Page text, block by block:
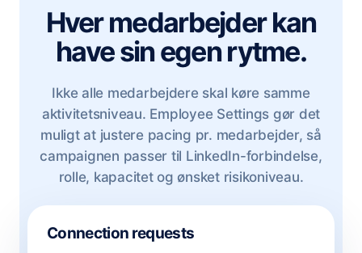
Hver medarbejder kan
have sin egen rytme.
Ikke alle medarbejdere skal køre samme
aktivitetsniveau. Employee Settings gør det
muligt at justere pacing pr. medarbejder, så
campaignen passer til LinkedIn-forbindelse,
rolle, kapacitet og ønsket risikoniveau.
Connection requests